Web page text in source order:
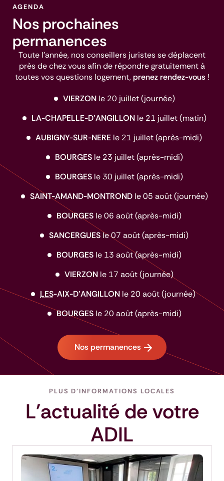
Nos prochaines
permanences
AGENDA
Toute l'année, nos conseillers juristes se déplacent
près de chez vous afin de répondre gratuitement à
toutes vos questions logement,prenez rendez-vous!
VIERZON le 20 juillet (journée)
LA-CHAPELLE-D'ANGILLONle 21 juillet (matin)
AUBIGNY-SUR-NERE le 21 juillet (après-midi)
BOURGES le 23 juillet (après-midi)
BOURGES le 30 juillet (après-midi)
SAINT-AMAND-MONTRONDle 05 août (journée)
BOURGES le 06 août (après-midi)
SANCERGUESle 07 août (après-midi)
BOURGES le 13 août (après-midi)
VIERZON le 17 août (journée)
LES-AIX-D'ANGILLON le 20 août (journée)
BOURGESle 20 août (après-midi)
Nos permanences
L'actualité de votre
ADIL
PLUS D'INFORMATIONS LOCALES